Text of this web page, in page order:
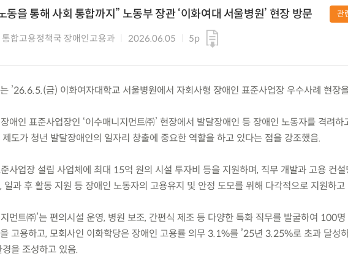
동을 통해 사회 통합까지” 노동부 장관 ‘이화여대 서울병원’ 현장 방문
합고용정책국 장애인고용과 2026.06.05 5p
관
’26.6.5.(금) 이화여자대학교 서울병원에서 자회사형 장애인 표준사업장 우수사례 현장
애인 표준사업장인 ‘이수매니지먼트㈜’ 현장에서 발달장애인 등 장애인 노동자를 격려하
제도가 청년 발달장애인의 일자리 창출에 중요한 역할을 하고 있다는 점을 강조했음.
사업장 설립 사업체에 최대 15억 원의 시설 투자비 등을 지원하며, 직무 개발과 고용 컨설
일과 후 활동 지원 등 장애인 노동자의 고용유지 및 안정 도모를 위해 다각적으로 지원하고
먼트㈜’는 편의시설 운영, 병원 보조, 간편식 제조 등 다양한 특화 직무를 발굴하여 100명
고용하고, 모회사인 이화학당은 장애인 고용률 의무 3.1%를 ’25년 3.25%로 초과 달성
을 조성하고 있음.